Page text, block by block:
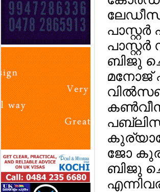
ലേഡീസ്
ബിജു
മനോജ്
ജോ
ബിജു